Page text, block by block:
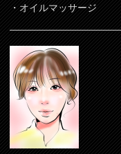
・オイルマッサージ